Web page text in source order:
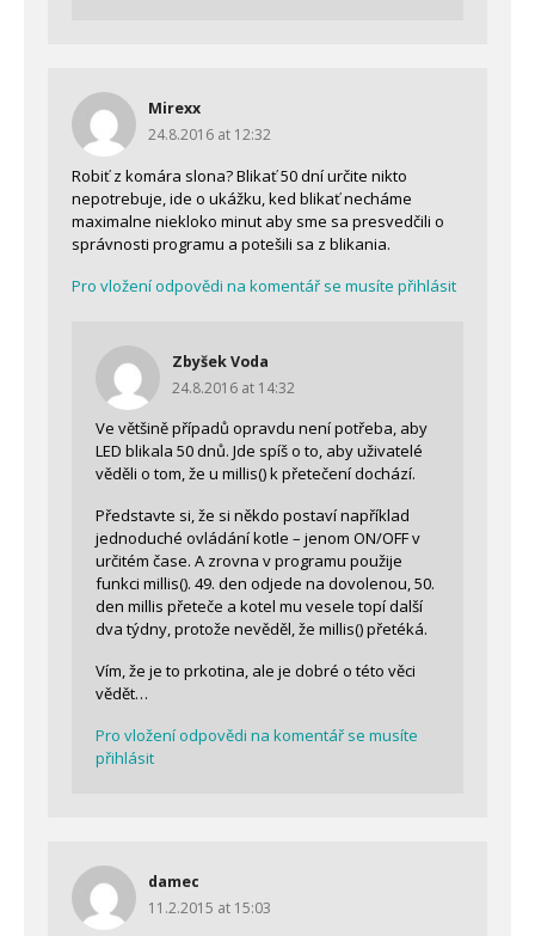
Mirexx
24.8.2016 at 12:32
Robiť z komára slona? Blikať 50 dní určite nikto
nepotrebuje, ide o ukážku, ked blikať necháme
maximalne niekloko minut aby sme sa presvedčili o
správnosti programu a potešili sa z blikania.
Pro vložení odpovědi na komentář se musíte přihlásit
Zbyšek Voda
24.8.2016 at 14:32
Ve většině případů opravdu není potřeba, aby
LED blikala 50 dnů. Jde spíš o to, aby uživatelé
věděli o tom, že u millis() k přetečení dochází.
Představte si, že si někdo postaví například
jednoduché ovládání kotle – jenom ON/OFF v
určitém čase. A zrovna v programu použije
funkci millis(). 49. den odjede na dovolenou, 50.
den millis přeteče a kotel mu vesele topí další
dva týdny, protože nevěděl, že millis() přetéká.
Vím, že je to prkotina, ale je dobré o této věci
vědět…
Pro vložení odpovědi na komentář se musíte
přihlásit
damec
11.2.2015 at 15:03